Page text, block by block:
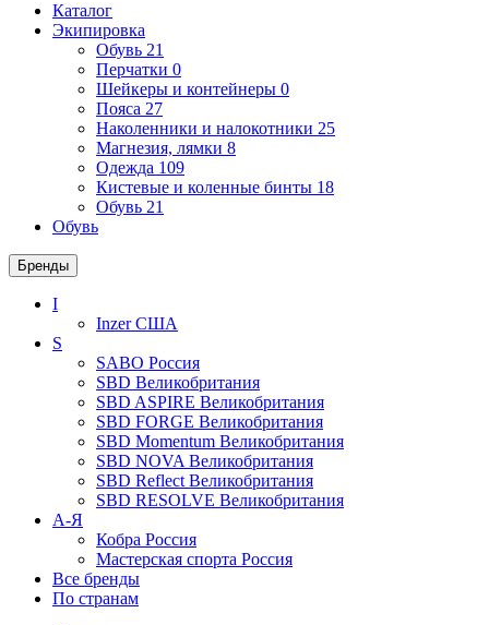
Каталог
Экипировка
Обувь 21
Перчатки 0
Шейкеры и контейнеры 0
Пояса 27
Наколенники и налокотники 25
Магнезия, лямки 8
Одежда 109
Кистевые и коленные бинты 18
Обувь 21
Обувь
Бренды
I
InzerСША
S
SABO Россия
SBD Великобритания
SBD ASPIRE Великобритания
SBD FORGE Великобритания
SBD Momentum Великобритания
SBD NOVA Великобритания
SBD Reflect Великобритания
SBD RESOLVE Великобритания
А-Я
Кобра Россия
Мастерская спорта Россия
Все бренды
По странам